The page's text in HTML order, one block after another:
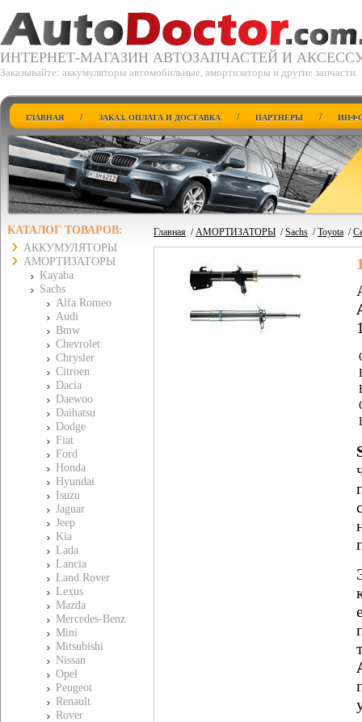
ИНТЕРНЕТ-МАГАЗИН АВТОЗАПЧАСТЕЙ И
Заказывайте: аккумуляторы автомобильные, амортизаторы и другие запчасти.
ГЛАВНАЯ / ЗАКАЗ, ОПЛАТА И ДОСТАВКА / ПАРТНЕРЫ /
КАТАЛОГ ТОВАРОВ:
АККУМУЛЯТОРЫ
АМОРТИЗАТОРЫ
Kayaba
Sachs
Alfa Romeo
Audi
Bmw
Chevrolet
Chrysler
Citroen
Dacia
Daewoo
Daihatsu
Dodge
Fiat
Ford
Honda
Hyundai
Isuzu
Jaguar
Jeep
Kia
Lada
Lancia
Land Rover
Lexus
Mazda
Mercedes-Benz
Mini
Mitsubishi
Nissan
Opel
Peugeot
Renault
Rover
Главная /АМОРТИЗАТОРЫ /Sachs /Toyota /